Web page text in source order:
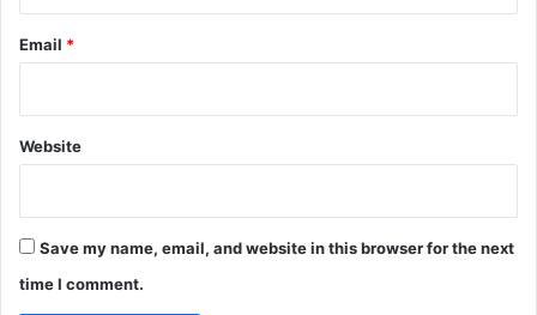
Email *
Website
Save my name, email, and website in this browser for the next
time I comment.